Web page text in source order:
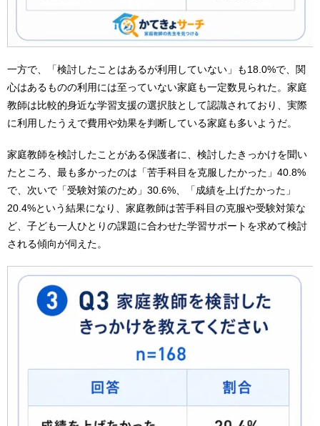
一方で、「検討したことはあるが利用していない」も18.0%で、関
心はあるものの利用には至っていない家庭も一定数見られた。家庭
教師は比較的身近な学習支援の選択肢として認識されており、実際
に利用したうえで費用や効果を判断している家庭も多いようだ。
家庭教師を検討したことがある保護者に、検討したきっかけを聞い
たところ、最も多かったのは「苦手科目を克服したかった」40.8%
で、次いで「受験対策のため」30.6%、「成績を上げたかった」
20.4%という結果になり、家庭教師は苦手科目の克服や受験対策な
ど、子ども一人ひとりの課題に合わせた学習サポートを求めて検討
される傾向が伺えた。